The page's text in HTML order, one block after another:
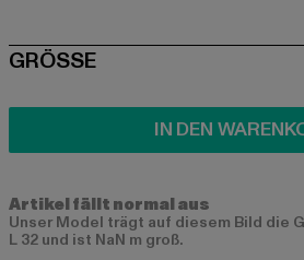
SIZE
GRÖSSE
IN DEN
Artikel fällt normal aus
Unser Model trägt auf diesem Bild die
L 32 und ist NaN m groß.